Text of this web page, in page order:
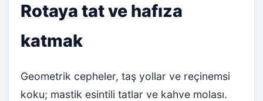
Rotaya tat ve hafıza
katmak
Geometrik cepheler, taş yollar ve reçinemsi
koku; mastik esintili tatlar ve kahve molası.